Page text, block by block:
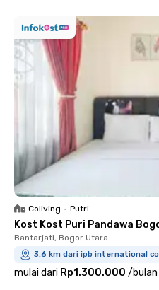
Coliving • Putri
Kost Kost Puri Pandawa
Bantarjati, Bogor Utara
3.6 km dari ipb international
mulai dari Rp1.300.000 /bulan